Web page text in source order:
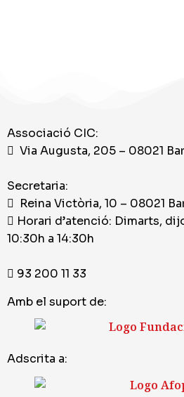
Associació CIC:
Via Augusta, 205 – 08021
Secretaria:
Reina Victòria, 10 – 08021
Horari d’atenció: Dimarts,
10:30h a 14:30h
93 200 11 33
Amb el suport de:
Adscrita a: